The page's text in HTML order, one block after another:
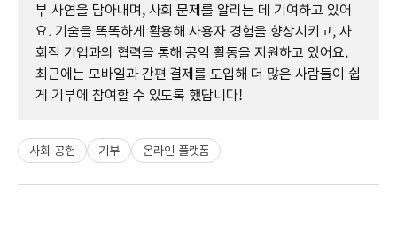
부 사연을 담아내며, 사회 문제를 알리는 데 기여하고 있어
요. 기술을 똑똑하게 활용해 사용자 경험을 향상시키고, 사
회적 기업과의 협력을 통해 공익 활동을 지원하고 있어요.
최근에는 모바일과 간편 결제를 도입해 더 많은 사람들이 쉽
게 기부에 참여할 수 있도록 했답니다!
사회 공헌 기부 온라인 플랫폼